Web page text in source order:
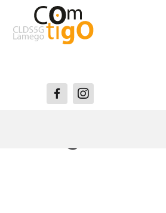
Gestor Infância